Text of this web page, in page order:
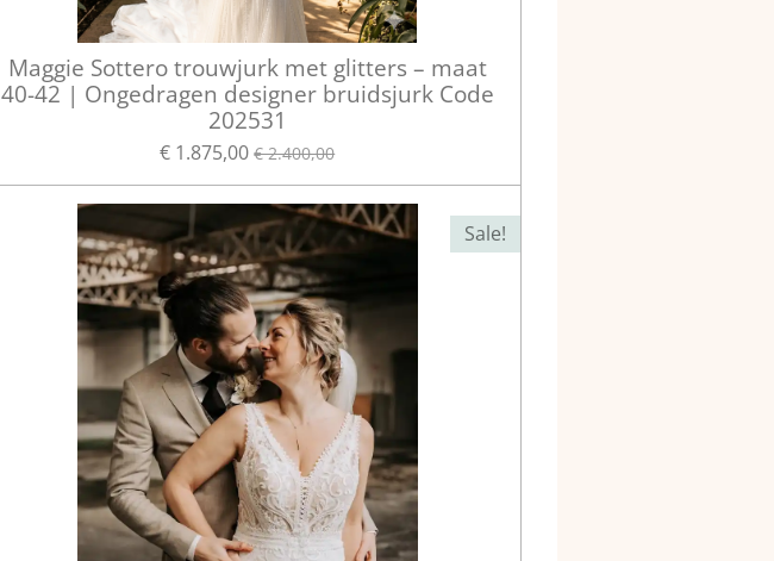
Maggie Sottero trouwjurk met glitters – maat
40-42 | Ongedragen designer bruidsjurk Code
202531
€ 1.875,00 € 2.400,00
Sale!